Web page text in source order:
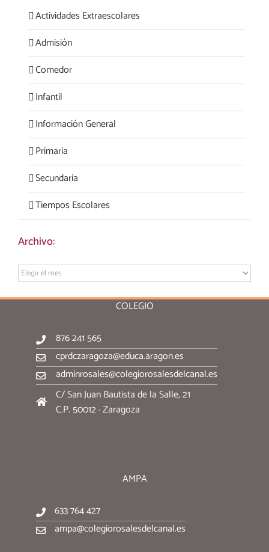
Actividades Extraescolares
Admisión
Comedor
Infantil
Información General
Primaria
Secundaria
Tiempos Escolares
Archivo:
Archivo:
COLEGIO
876 241 565
cprdczaragoza@educa.aragon.es
adminrosales@colegiorosalesdelcanal.es
C/ San Juan Bautista de la Salle, 21
C.P. 50012 · Zaragoza
AMPA
633 764 427
ampa@colegiorosalesdelcanal.es